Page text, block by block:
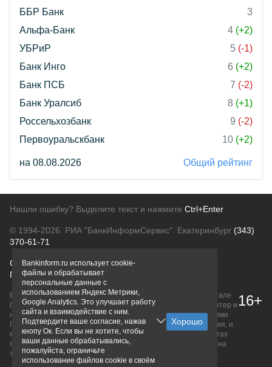
ББР Банк
3
Альфа-Банк
4 (+2)
УБРиР
5 (-1)
Банк Инго
6 (+2)
Банк ПСБ
7 (-2)
Банк Уралсиб
8 (+1)
Россельхозбанк
9 (-2)
Первоуральскбанк
10 (+2)
на 08.08.2026 Общий рейтинг
Нашли ошибку? Выделите текст и нажмите Ctrl+Enter
© 1994-2026. РИА "БанкИнформСервис". Екатеринбург (343)
370-61-71
О проектеПолитика конфиденциальности
Правовая информацияДля рекламодателей
Вся информация о продуктах банков, размещенная на портале
bankinform.ru, носит исключительно ознакомительный характер и
не является публичной офертой, определяемой положениями
ГК РФ. Информация не содержит точного и полного описания, и
может быть изменена. Конечные условия уточняйте на сайтах
банков или при личном обращении. Исключительное право на
товарные знаки принадлежит их правообладателям.
16+
Bankinform.ru использует cookie-
файлы и обрабатывает
персональные данные с
использованием Яндекс Метрики,
Google Analytics. Это улучшает работу
сайта и взаимодействие с ним.
Подтвердите ваше согласие, нажав
кнопу Ок. Если вы не хотите, чтобы
ваши данные обрабатывались,
пожалуйста, ограничьте
использование файлов cookie в своём